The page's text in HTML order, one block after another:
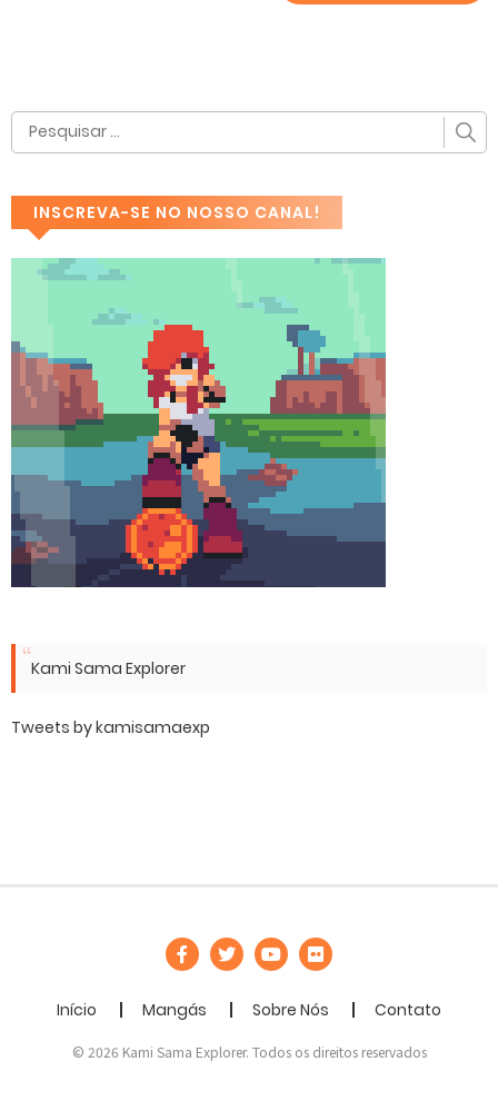
INSCREVA-SE NO NOSSO CANAL!
Kami Sama Explorer
Tweets by kamisamaexp
Início Mangás Sobre Nós Contato
© 2026 Kami Sama Explorer. Todos os direitos reservados